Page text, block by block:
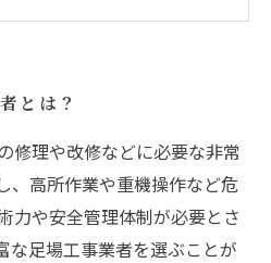
とは？
修理や改修などに必要な非常
、高所作業や重機操作など危
力や安全管理体制が必要とさ
な足場工事業者を選ぶことが